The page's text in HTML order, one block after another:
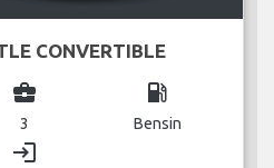
CONVERTIBLE
business_center
3
local_gas_station
Bensin
login